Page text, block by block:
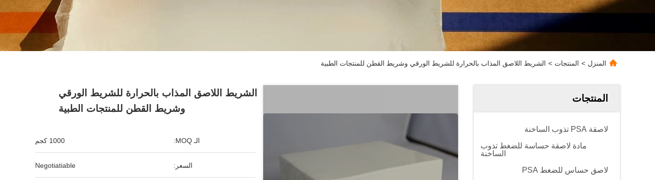
المنزل > المنتجات > الشريط اللاصق المذاب بالحرارة للشريط الورقي وشريط القطن للمنتجات الطبية
المنتجات
لاصقة PSA تذوب الساخنة
مادة لاصقة حساسة للضغط تذوب
الساخنة
لاصق حساس للضغط PSA
الشريط اللاصق المذاب بالحرارة للشريط الورقي
وشريط القطن للمنتجات الطبية
الـ MOQ: 1000 كجم
السعر: Negotiatiable